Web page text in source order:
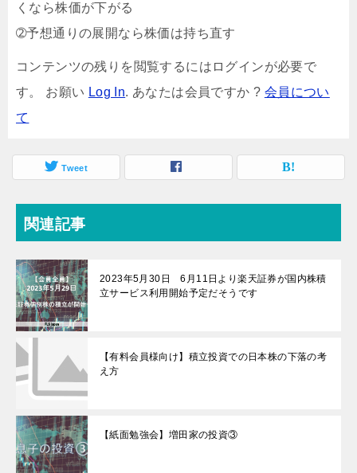
くなら株価が下がる
➁予想通りの展開なら株価は持ち直す
コンテンツの残りを閲覧するにはログインが必要で
す。 お願い Log In. あなたは会員ですか ? 会員につい
て
Tweet
関連記事
2023年5月30日 6月11日より楽天証券が国内株積
立サービス利用開始予定だそうです
【有料会員様向け】積立投資での日本株の下落の考
え方
【紙面勉強会】増田家の投資③